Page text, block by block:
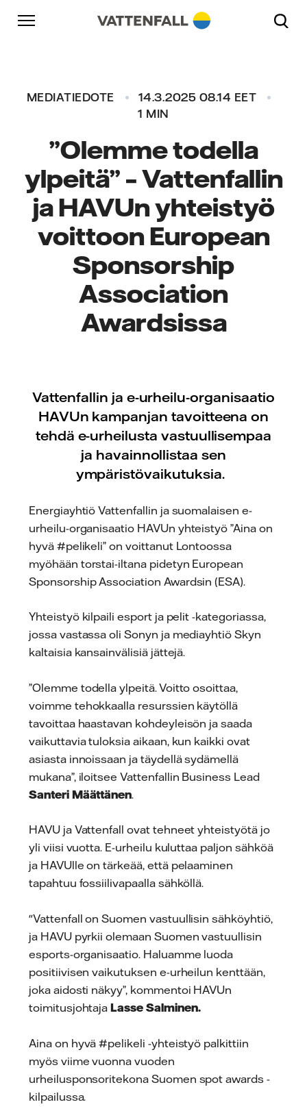
Skip to content
Päänavigaatioon
Siirry alatunnisteeseen
MEDIATIEDOTE
14.3.2025 08.14 EET
1 MIN
”Olemme todella
ylpeitä” – Vattenfallin
ja HAVUn yhteistyö
voittoon European
Sponsorship
Association
Awardsissa
Vattenfallin ja e-urheilu-organisaatio
HAVUn kampanjan tavoitteena on
tehdä e-urheilusta vastuullisempaa
ja havainnollistaa sen
ympäristövaikutuksia.
Energiayhtiö Vattenfallin ja suomalaisen e-
urheilu-organisaatio HAVUn yhteistyö ”Aina on
hyvä #pelikeli” on voittanut Lontoossa
myöhään torstai-iltana pidetyn European
Sponsorship Association Awardsin (ESA).
Yhteistyö kilpaili esport ja pelit -kategoriassa,
jossa vastassa oli Sonyn ja mediayhtiö Skyn
kaltaisia kansainvälisiä jättejä.
”Olemme todella ylpeitä. Voitto osoittaa,
voimme tehokkaalla resurssien käytöllä
tavoittaa haastavan kohdeyleisön ja saada
vaikuttavia tuloksia aikaan, kun kaikki ovat
asiasta innoissaan ja täydellä sydämellä
mukana”, iloitsee Vattenfallin Business Lead
Santeri Määttänen.
HAVU ja Vattenfall ovat tehneet yhteistyötä jo
yli viisi vuotta. E-urheilu kuluttaa paljon sähköä
ja HAVUlle on tärkeää, että pelaaminen
tapahtuu fossiilivapaalla sähköllä.
"Vattenfall on Suomen vastuullisin sähköyhtiö,
ja HAVU pyrkii olemaan Suomen vastuullisin
esports-organisaatio. Haluamme luoda
positiivisen vaikutuksen e-urheilun kenttään,
joka aidosti näkyy”, kommentoi HAVUn
toimitusjohtajaLasse Salminen.
Aina on hyvä #pelikeli -yhteistyö palkittiin
myös viime vuonna vuoden
urheilusponsoritekona Suomen spot awards -
kilpailussa.
Päänavigaatioon